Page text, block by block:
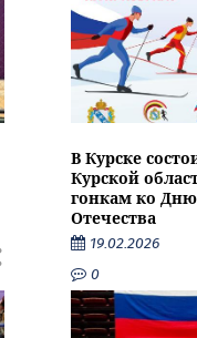
В Курске
Курской
гонкам ко
Отечества
19.02.2026
0